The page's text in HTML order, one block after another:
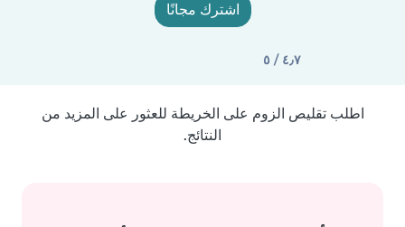
اشترك مجانًا
٤٫٧ / ٥
اطلب تقليص الزوم على الخريطة للعثور على المزيد من
النتائج.